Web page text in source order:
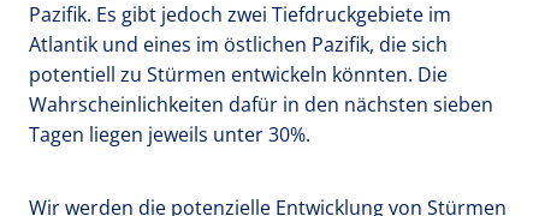
Pazifik. Es gibt jedoch zwei Tiefdruckgebiete im
Atlantik und eines im östlichen Pazifik, die sich
potentiell zu Stürmen entwickeln könnten. Die
Wahrscheinlichkeiten dafür in den nächsten sieben
Tagen liegen jeweils unter 30%.
Wir werden die potenzielle Entwicklung von Stürmen